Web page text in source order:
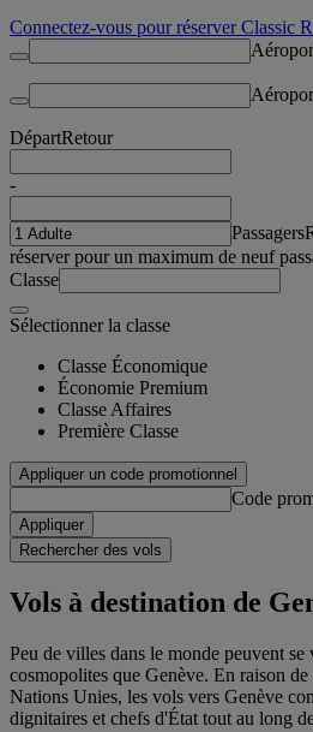
Connectez-vous pour réserver Classic
DépartRetour
-
Passagers
réserver pour un maximum de neuf
Classe
Sélectionner la classe
Classe Économique
Économie Premium
Classe Affaires
Première Classe
Appliquer un code promotionnel
Code
Appliquer
Rechercher des vols
Vols à destination de
Peu de villes dans le monde peuvent se
cosmopolites que Genève. En raison de
Nations Unies, les vols vers Genève
dignitaires et chefs d'État tout au long